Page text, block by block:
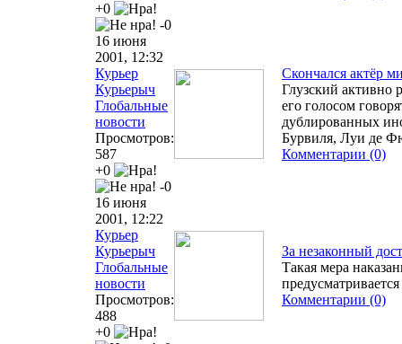
+0
-0
16 июня
2001, 12:32
Курьер
Курьерыч
Глобальные
новости
Просмотров:
587
+0
-0
Скончался актёр
Глузский активно
его голосом
дублированных
Бурвиля, Луи де
Комментарии (0)
16 июня
2001, 12:22
Курьер
Курьерыч
Глобальные
новости
Просмотров:
488
+0
За незаконный
Такая мера
Комментарии (0)